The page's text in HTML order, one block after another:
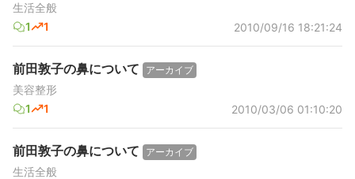
生活全般
1
1 2010/09/16 18:21:24
前田敦子の鼻について アーカイブ
美容整形
1
1 2010/03/06 01:10:20
前田敦子の鼻について アーカイブ
生活全般